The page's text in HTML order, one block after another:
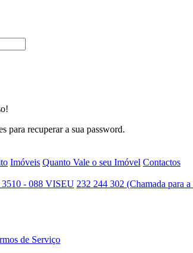
para recuperar a sua password.
Imóveis Quanto Vale o seu Imóvel Contactos
3510 - 088 VISEU 232 244 302 (Chamada para
de Serviço